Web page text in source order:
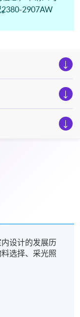
2907AW
。
设计的发展历
选择、采光照